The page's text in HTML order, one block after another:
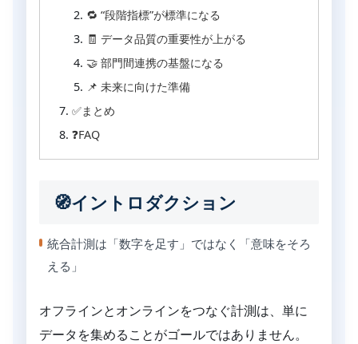
🔁 “段階指標”が標準になる
🧾 データ品質の重要性が上がる
🤝 部門間連携の基盤になる
📌 未来に向けた準備
✅まとめ
❓FAQ
🧭イントロダクション
統合計測は「数字を足す」ではなく「意味をそろ
える」
オフラインとオンラインをつなぐ計測は、単に
データを集めることがゴールではありません。